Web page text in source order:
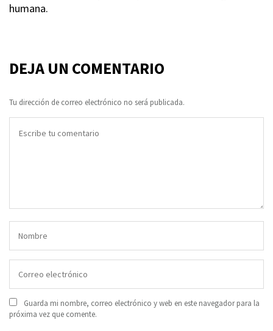
humana.
DEJA UN COMENTARIO
Tu dirección de correo electrónico no será publicada.
Guarda mi nombre, correo electrónico y web en este navegador para la
próxima vez que comente.